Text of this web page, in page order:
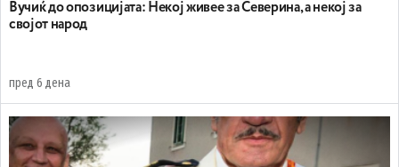
Вучиќ до опозицијата: Некој живее за Северина, а некој за
својот народ
пред 6 дена